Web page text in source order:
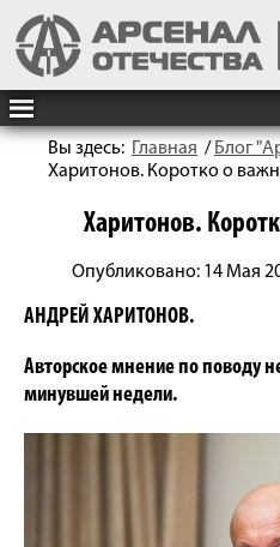
Вы здесь: Главная / Блог
Харитонов. Коротко о
Харитонов.
Опубликовано: 14 Мая
АНДРЕЙ ХАРИТОНОВ.
Авторское мнение по поводу
минувшей недели.